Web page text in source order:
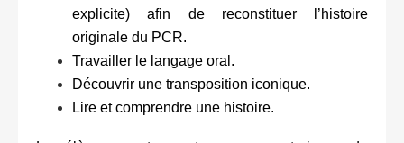
explicite) afin de reconstituer l’histoire
originale du PCR.
Travailler le langage oral.
Découvrir une transposition iconique.
Lire et comprendre une histoire.